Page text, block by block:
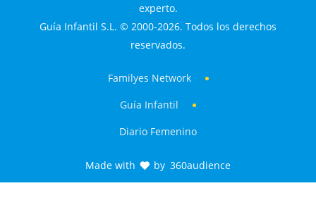
experto.
Guía Infantil S.L. © 2000-2026. Todos los derechos
reservados.
Familyes Network
Guía Infantil
Diario Femenino
Made with by 360audience